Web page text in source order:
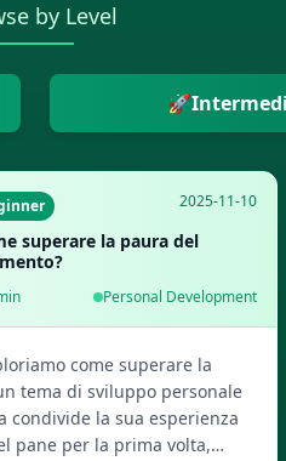
by Level
🚀
2025-11-10
superare la paura del
Personal Development
come superare la
tema di sviluppo personale
condivide la sua esperienza
pane per la prima volta,